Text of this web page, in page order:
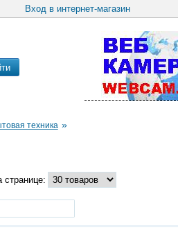
Вход в интернет-магазин
техника »
странице: